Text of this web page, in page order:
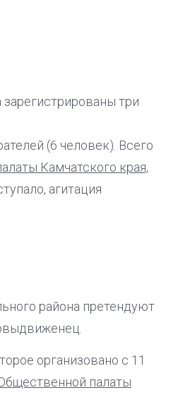
три
(6 человек). Всего
Камчатского края,
агитация
района претендуют
организовано с 11
палаты